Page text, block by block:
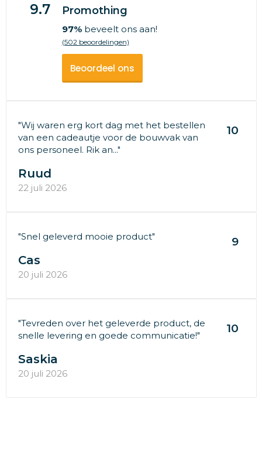
9.7 Promothing
97%beveelt ons aan!
(502 beoordelingen)
Beoordeel ons
"Wij waren erg kort dag met het bestellen
van een cadeautje voor de bouwvak van
ons personeel. Rik an..."
10
Ruud
22 juli 2026
"Snel geleverd mooie product" 9
Cas
20 juli 2026
"Tevreden over het geleverde product, de
snelle levering en goede communicatie!"
10
Saskia
20 juli 2026